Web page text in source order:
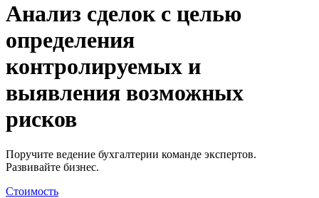
Анализ сделок с целью
определения
контролируемых и
выявления возможных
рисков
Поручите ведение бухгалтерии команде экспертов.
Развивайте бизнес.
Стоимость